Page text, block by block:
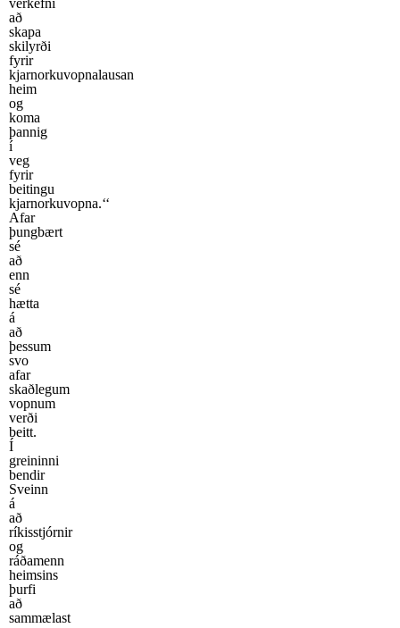
að
skapa
skilyrði
fyrir
kjarnorkuvopnalausan
heim
og
koma
þannig
í
veg
fyrir
beitingu
kjarnorkuvopna.‘‘
Afar
þungbært
sé
að
enn
sé
hætta
á
að
þessum
svo
afar
skaðlegum
vopnum
verði
beitt.
Í
greininni
bendir
Sveinn
á
að
ríkisstjórnir
og
ráðamenn
heimsins
þurfi
að
sammælast